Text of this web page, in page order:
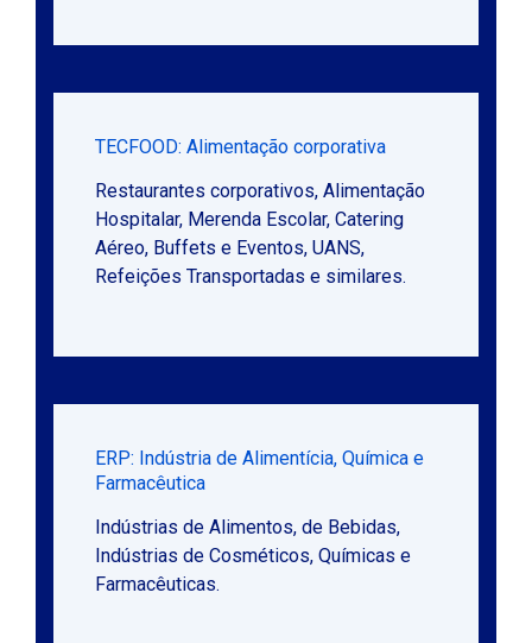
TECFOOD: Alimentação corporativa
Restaurantes corporativos, Alimentação
Hospitalar, Merenda Escolar, Catering
Aéreo, Buffets e Eventos, UANS,
Refeições Transportadas e similares.
ERP: Indústria de Alimentícia, Química e
Farmacêutica
Indústrias de Alimentos, de Bebidas,
Indústrias de Cosméticos, Químicas e
Farmacêuticas.